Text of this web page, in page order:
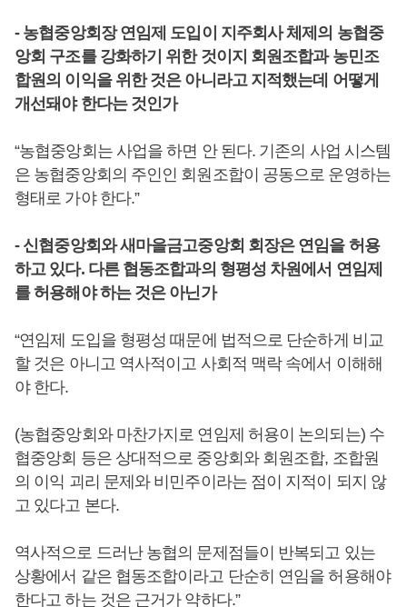
- 농협중앙회장 연임제 도입이 지주회사 체제의 농협중
앙회 구조를 강화하기 위한 것이지 회원조합과 농민조
합원의 이익을 위한 것은 아니라고 지적했는데 어떻게
개선돼야 한다는 것인가
“농협중앙회는 사업을 하면 안 된다. 기존의 사업 시스템
은 농협중앙회의 주인인 회원조합이 공동으로 운영하는
형태로 가야 한다.”
- 신협중앙회와 새마을금고중앙회 회장은 연임을 허용
하고 있다. 다른 협동조합과의 형평성 차원에서 연임제
를 허용해야 하는 것은 아닌가
“연임제 도입을 형평성 때문에 법적으로 단순하게 비교
할 것은 아니고 역사적이고 사회적 맥락 속에서 이해해
야 한다.
(농협중앙회와 마찬가지로 연임제 허용이 논의되는) 수
협중앙회 등은 상대적으로 중앙회와 회원조합, 조합원
의 이익 괴리 문제와 비민주이라는 점이 지적이 되지 않
고 있다고 본다.
역사적으로 드러난 농협의 문제점들이 반복되고 있는
상황에서 같은 협동조합이라고 단순히 연임을 허용해야
한다고 하는 것은 근거가 약하다.”